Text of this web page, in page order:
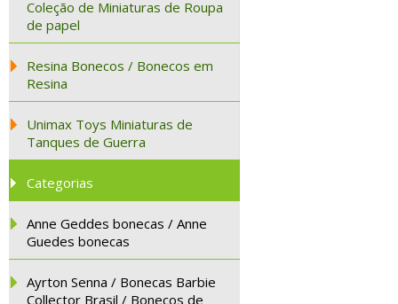
Coleção de Miniaturas de Roupa
de papel
Resina Bonecos / Bonecos em
Resina
Unimax Toys Miniaturas de
Tanques de Guerra
Categorias
Anne Geddes bonecas / Anne
Guedes bonecas
Ayrton Senna / Bonecas Barbie
Collector Brasil / Bonecos de